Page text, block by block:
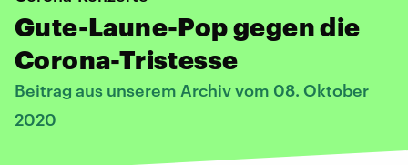
Gute-Laune-Pop gegen die
Corona-Tristesse
Beitrag aus unserem Archiv vom 08. Oktober
2020